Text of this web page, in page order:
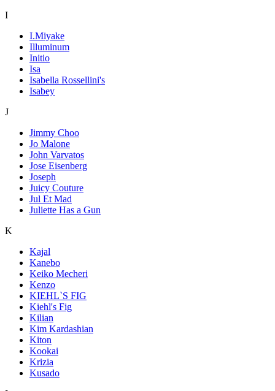
I
I.Miyake
Illuminum
Initio
Isa
Isabella Rossellini's
Isabey
J
Jimmy Choo
Jo Malone
John Varvatos
Jose Eisenberg
Joseph
Juicy Couture
Jul Et Mad
Juliette Has a Gun
K
Kajal
Kanebo
Keiko Mecheri
Kenzo
KIEHL`S FIG
Kiehl's Fig
Kilian
Kim Kardashian
Kiton
Kookai
Krizia
Kusado